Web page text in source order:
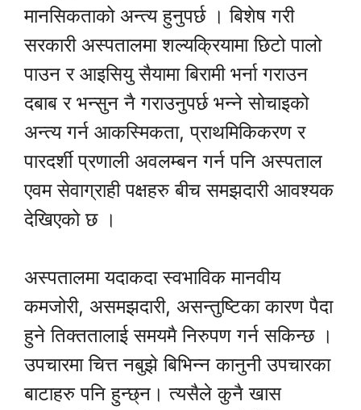
मानसिकताको अन्त्य हुनुपर्छ । बिशेष गरी
सरकारी अस्पतालमा शल्यक्रियामा छिटो पालो
पाउन र आइसियु सैयामा बिरामी भर्ना गराउन
दबाब र भन्सुन नै गराउनुपर्छ भन्ने सोचाइको
अन्त्य गर्न आकस्मिकता, प्राथमिकिकरण र
पारदर्शी प्रणाली अवलम्बन गर्न पनि अस्पताल
एवम सेवाग्राही पक्षहरु बीच समझदारी आवश्यक
देखिएको छ ।
अस्पतालमा यदाकदा स्वभाविक मानवीय
कमजोरी, असमझदारी, असन्तुष्टिका कारण पैदा
हुने तिक्ततालाई समयमै निरुपण गर्न सकिन्छ ।
उपचारमा चित्त नबुझे बिभिन्न कानुनी उपचारका
बाटाहरु पनि हुन्छ्न। त्यसैले कुनै खास